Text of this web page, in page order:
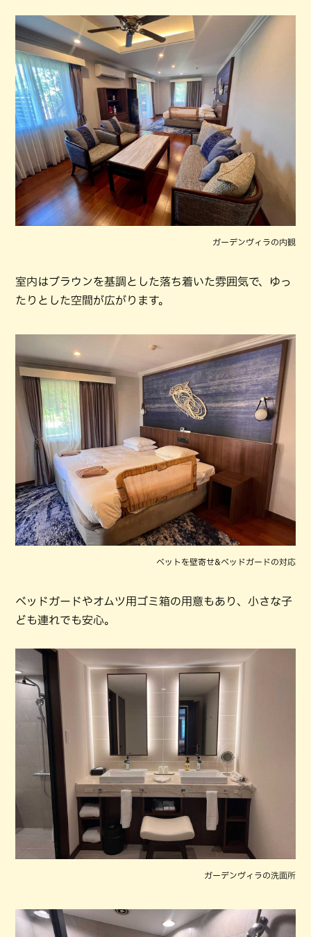
ガーデンヴィラの内観
室内はブラウンを基調とした落ち着いた雰囲気で、ゆっ
たりとした空間が広がります。
ベットを壁寄せ&ベッドガードの対応
ベッドガードやオムツ用ゴミ箱の用意もあり、小さな子
ども連れでも安心。
ガーデンヴィラの洗面所